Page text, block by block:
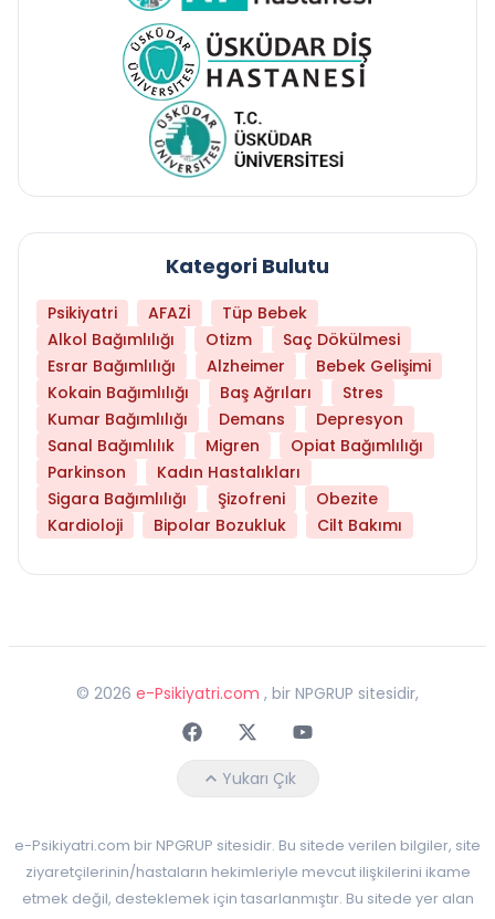
Kategori Bulutu
Psikiyatri AFAZİ
Tüp Bebek
Alkol Bağımlılığı
Otizm
Saç Dökülmesi
Esrar Bağımlılığı
Alzheimer
Bebek Gelişimi
Kokain Bağımlılığı
Baş Ağrıları
Stres
Kumar Bağımlılığı
Demans
Depresyon
Sanal Bağımlılık
Migren
Opiat Bağımlılığı
Parkinson
Kadın Hastalıkları
Sigara Bağımlılığı
Şizofreni
Obezite
Kardioloji
Bipolar Bozukluk Cilt Bakımı
© 2026 e-Psikiyatri.com , bir NPGRUP sitesidir,
FaceebokTwitterYoutube
Yukarı Çık
e-Psikiyatri.com bir NPGRUP sitesidir. Bu sitede verilen bilgiler, site
ziyaretçilerinin/hastaların hekimleriyle mevcut ilişkilerini ikame
etmek değil, desteklemek için tasarlanmıştır. Bu sitede yer alan